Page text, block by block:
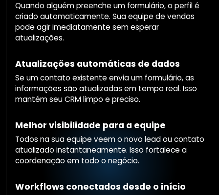
Quando alguém preenche um formulário, o perfil é
criado automaticamente. Sua equipe de vendas
pode agir imediatamente sem esperar
atualizações.
Atualizações automáticas de dados
Se um contato existente envia um formulário, as
informações são atualizadas em tempo real. Isso
mantém seu CRM limpo e preciso.
Melhor visibilidade para a equipe
Todos na sua equipe veem o novo lead ou contato
atualizado instantaneamente. Isso fortalece a
coordenação em todo o negócio.
Workflows conectados desde o início